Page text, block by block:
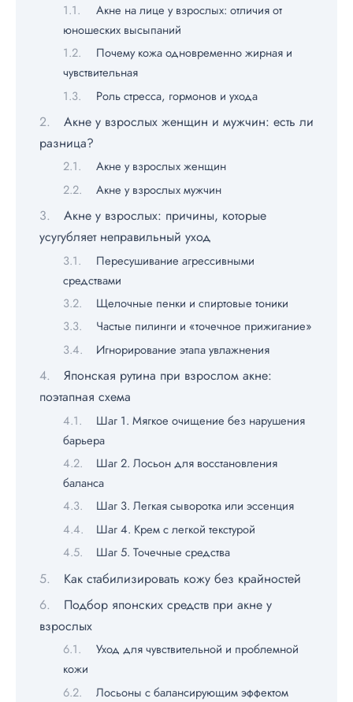
Акне на лице у взрослых: отличия от
юношеских высыпаний
Почему кожа одновременно жирная и
чувствительная
Роль стресса, гормонов и ухода
Акне у взрослых женщин и мужчин: есть ли
разница?
Акне у взрослых женщин
Акне у взрослых мужчин
Акне у взрослых: причины, которые
усугубляет неправильный уход
Пересушивание агрессивными
средствами
Щелочные пенки и спиртовые тоники
Частые пилинги и «точечное прижигание»
Игнорирование этапа увлажнения
Японская рутина при взрослом акне:
поэтапная схема
Шаг 1. Мягкое очищение без нарушения
барьера
Шаг 2. Лосьон для восстановления
баланса
Шаг 3. Легкая сыворотка или эссенция
Шаг 4. Крем с легкой текстурой
Шаг 5. Точечные средства
Как стабилизировать кожу без крайностей
Подбор японских средств при акне у
взрослых
Уход для чувствительной и проблемной
кожи
Лосьоны с балансирующим эффектом